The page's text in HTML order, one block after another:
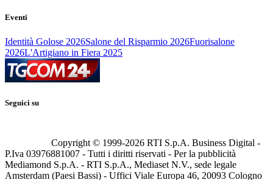
Eventi
Identità Golose 2026Salone del Risparmio 2026Fuorisalone
2026L'Artigiano in Fiera 2025
Seguici su
Copyright © 1999-2026 RTI S.p.A. Business Digital -
P.Iva 03976881007 - Tutti i diritti riservati - Per la pubblicità
Mediamond S.p.A. - RTI S.p.A., Mediaset N.V., sede legale
Amsterdam (Paesi Bassi) - Uffici Viale Europa 46, 20093 Cologno